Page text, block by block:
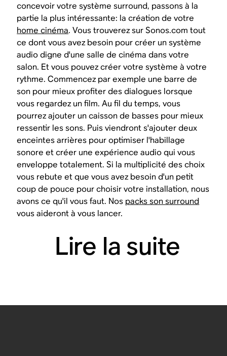
concevoir votre système surround, passons à la
partie la plus intéressante: la création de votre
home cinéma. Vous trouverez sur Sonos.com tout
ce dont vous avez besoin pour créer un système
audio digne d'une salle de cinéma dans votre
salon. Et vous pouvez créer votre système à votre
rythme. Commencez par exemple une barre de
son pour mieux profiter des dialogues lorsque
vous regardez un film. Au fil du temps, vous
pourrez ajouter un caisson de basses pour mieux
ressentir les sons. Puis viendront s'ajouter deux
enceintes arrières pour optimiser l'habillage
sonore et créer une expérience audio qui vous
enveloppe totalement. Si la multiplicité des choix
vous rebute et que vous avez besoin d'un petit
coup de pouce pour choisir votre installation, nous
avons ce qu'il vous faut. Nos packs son surround
vous aideront à vous lancer.
Lire la suite